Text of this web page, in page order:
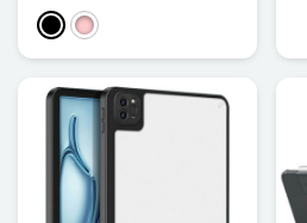
Schwarz
Pink